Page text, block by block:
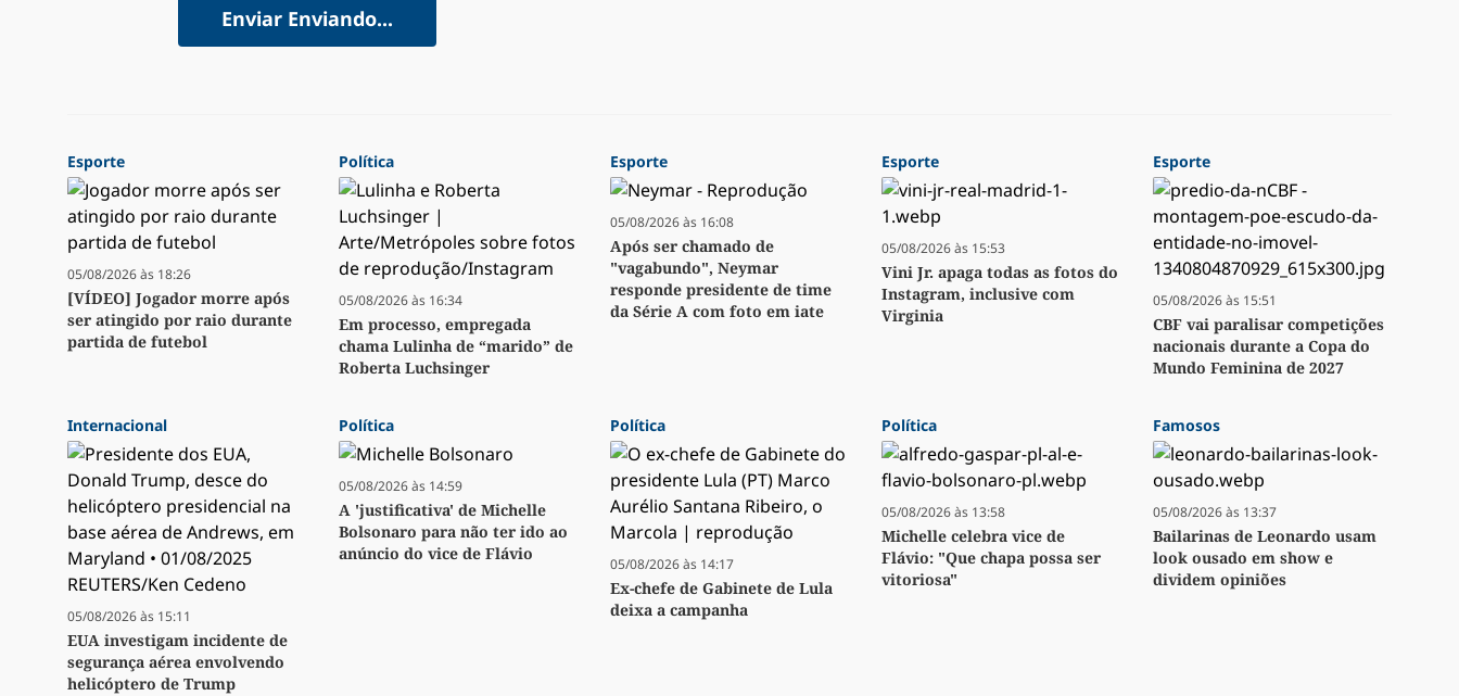
Enviar Enviando...
Esporte
05/08/2026 às 18:26
[VÍDEO] Jogador morre após
ser atingido por raio durante
partida de futebol
Política
05/08/2026 às 16:34
Em processo, empregada
chama Lulinha de “marido” de
Roberta Luchsinger
Esporte
05/08/2026 às 16:08
Após ser chamado de
"vagabundo", Neymar
responde presidente de time
da Série A com foto em iate
Esporte
05/08/2026 às 15:53
Vini Jr. apaga todas as fotos do
Instagram, inclusive com
Virginia
Esporte
05/08/2026 às 15:51
CBF vai paralisar competições
nacionais durante a Copa do
Mundo Feminina de 2027
Internacional
05/08/2026 às 15:11
EUA investigam incidente de
segurança aérea envolvendo
helicóptero de Trump
Política
05/08/2026 às 14:59
A 'justificativa' de Michelle
Bolsonaro para não ter ido ao
anúncio do vice de Flávio
Política
05/08/2026 às 14:17
Ex-chefe de Gabinete de Lula
deixa a campanha
Política
05/08/2026 às 13:58
Michelle celebra vice de
Flávio: "Que chapa possa ser
vitoriosa"
Famosos
05/08/2026 às 13:37
Bailarinas de Leonardo usam
look ousado em show e
dividem opiniões